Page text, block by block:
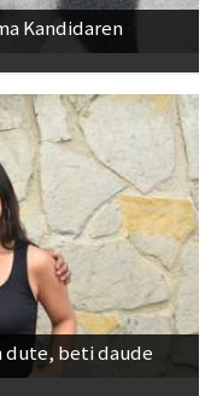
Kandidaren
dute, beti daude